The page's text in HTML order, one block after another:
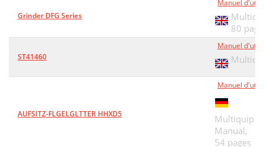
Grinder DFG Series
Manuel
80
ST41460
Manuel
AUFSITZ-FLGELGLTTER HHXD5
Manuel
Multiquip
Manual,
54 pages